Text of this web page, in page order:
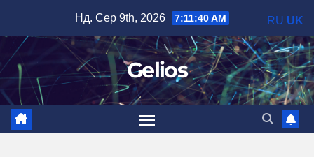
вмісту
Нд. Сер 9th, 2026 7:11:41 AM
Gelios
RU UK